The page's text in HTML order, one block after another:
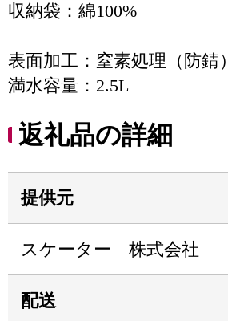
収納袋：綿100%
表面加工：窒素処理（防錆）
満水容量：2.5L
返礼品の詳細
提供元
スケーター 株式会社
配送